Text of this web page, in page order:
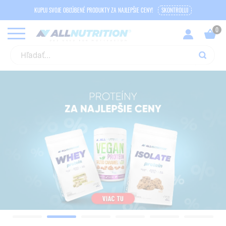
KUPUJ SVOJE OBĽÚBENÉ PRODUKTY ZA NAJLEPŠIE CENY! SKONTROLUJ